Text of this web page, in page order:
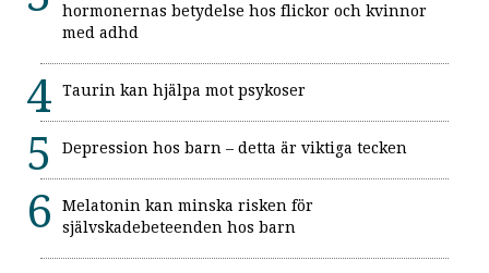
hormonernas betydelse hos flickor och kvinnor
med adhd
Taurin kan hjälpa mot psykoser
Depression hos barn – detta är viktiga tecken
Melatonin kan minska risken för
självskadebeteenden hos barn